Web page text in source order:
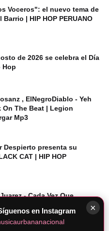
Voceros": el nuevo tema de
| HIP HOP PERUANO
de 2026 se celebra el Día
Hop
, ElNegroDiablo - Yeh
On The Beat | Legion
Mp3
Despierto presenta su
CAT | HIP HOP
- Cada Vez Que
×
en Instagram